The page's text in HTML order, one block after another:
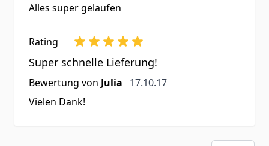
Alles super gelaufen
Rating
Super schnelle Lieferung!
Bewertung von Julia 17. Oktober 2017
17.10.17
Vielen Dank!